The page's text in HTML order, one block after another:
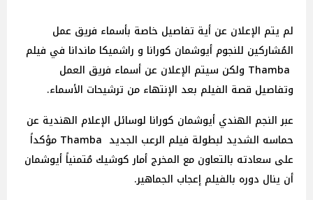
لم يتم الإعلان عن أية تفاصيل خاصة بأسماء فريق عمل
المُشاركين للنجوم أيوشمان كورانا و راشميكا ماندانا في فيلم
Thamba ولكن سيتم الإعلان عن أسماء فريق العمل
وتفاصيل قصة الفيلم بعد الإنتهاء من ترشيحات الأسماء.
عبر النجم الهندي أيوشمان كورانا لوسائل الإعلام الهندية عن
حماسه الشديد لبطولة فيلم الرعب الجديد Thamba مؤكداً
على سعادته بالتعاون مع المخرج أمار كوشيك مُتمنياً أيوشمان
أن ينال دوره بالفيلم إعجاب الجماهير.